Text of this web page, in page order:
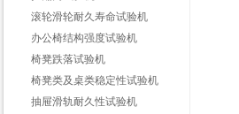
滚轮滑轮耐久寿命试验机
办公椅结构强度试验机
椅凳跌落试验机
椅凳类及桌类稳定性试验机
抽屉滑轨耐久性试验机